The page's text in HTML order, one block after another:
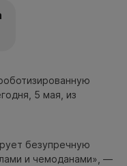
5 мая, из
безупречную
и чемоданами», —